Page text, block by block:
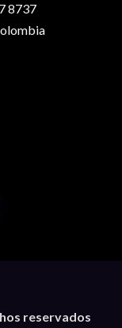
8737
reservados